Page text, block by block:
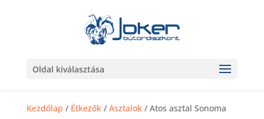
Oldal kiválasztása
Kezdőlap / Étkezők/ Asztalok/ Atos asztal Sonoma